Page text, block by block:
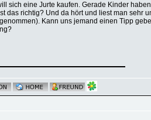
sich eine Jurte kaufen. Gerade Kinder
das richtig? Und da hört und liest man sehr
Kann uns jemand einen Tipp